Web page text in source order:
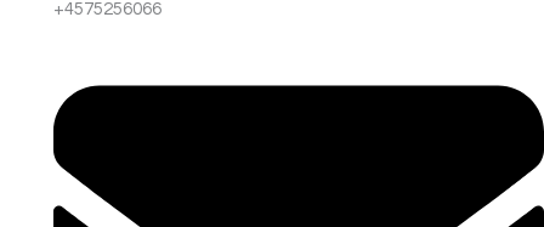
+4575256066